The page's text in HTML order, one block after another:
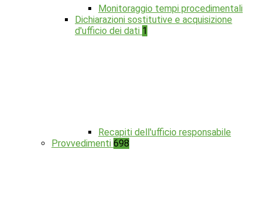
Monitoraggio tempi procedimentali
Dichiarazioni sostitutive e acquisizione
d'ufficio dei dati 1
Recapiti dell'ufficio responsabile
Provvedimenti 698